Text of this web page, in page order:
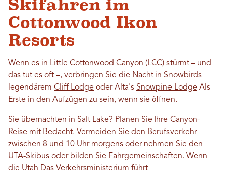
Skifahren im
Cottonwood Ikon
Resorts
Wenn es in Little Cottonwood Canyon (LCC) stürmt – und
das tut es oft –, verbringen Sie die Nacht in Snowbirds
legendärem Cliff Lodge oder Alta's Snowpine Lodge Als
Erste in den Aufzügen zu sein, wenn sie öffnen.
Sie übernachten in Salt Lake? Planen Sie Ihre Canyon-
Reise mit Bedacht. Vermeiden Sie den Berufsverkehr
zwischen 8 und 10 Uhr morgens oder nehmen Sie den
UTA-Skibus oder bilden Sie Fahrgemeinschaften. Wenn
die Utah Das Verkehrsministerium führt